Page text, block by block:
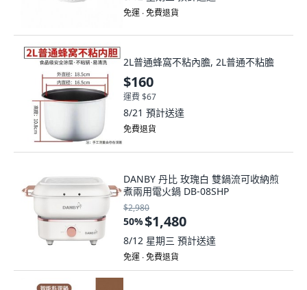
免運 ∙ 免費退貨
2L普通蜂窩不粘內膽, 2L普通不粘膽
$160
運費 $67
8/21 預計送達
免費退貨
DANBY 丹比 玫瑰白 雙鍋流可收納煎
煮兩用電火鍋 DB-08SHP
$2,980
50%$1,480
8/12 星期三 預計送達
免運 ∙ 免費退貨